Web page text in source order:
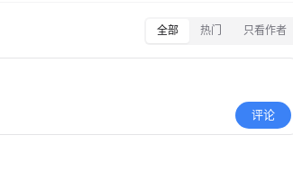
全部 热门 只看作者
评论